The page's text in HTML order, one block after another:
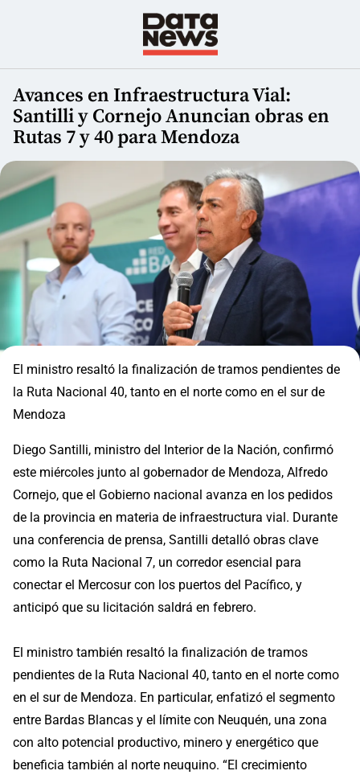
Avances en Infraestructura Vial:
Santilli y Cornejo Anuncian obras en
Rutas 7 y 40 para Mendoza
El ministro resaltó la finalización de tramos pendientes de
la Ruta Nacional 40, tanto en el norte como en el sur de
Mendoza
Diego Santilli, ministro del Interior de la Nación, confirmó
este miércoles junto al gobernador de Mendoza, Alfredo
Cornejo, que el Gobierno nacional avanza en los pedidos
de la provincia en materia de infraestructura vial. Durante
una conferencia de prensa, Santilli detalló obras clave
como la Ruta Nacional 7, un corredor esencial para
conectar el Mercosur con los puertos del Pacífico, y
anticipó que su licitación saldrá en febrero.
El ministro también resaltó la finalización de tramos
pendientes de la Ruta Nacional 40, tanto en el norte como
en el sur de Mendoza. En particular, enfatizó el segmento
entre Bardas Blancas y el límite con Neuquén, una zona
con alto potencial productivo, minero y energético que
beneficia también al norte neuquino. “El crecimiento